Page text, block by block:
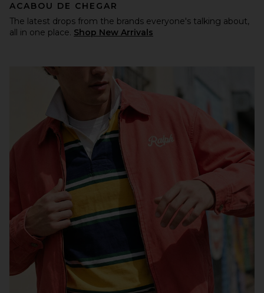
ACABOU DE CHEGAR
The latest drops from the brands everyone's talking about,
all in one place. Shop New Arrivals